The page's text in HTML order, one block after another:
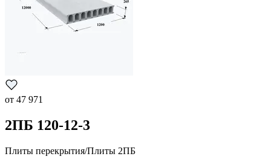
от 47 971
2ПБ 120-12-3
Плиты перекрытия/Плиты 2ПБ